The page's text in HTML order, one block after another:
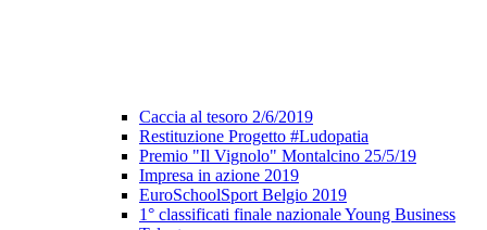
Caccia al tesoro 2/6/2019
Restituzione Progetto #Ludopatia
Premio "Il Vignolo" Montalcino 25/5/19
Impresa in azione 2019
EuroSchoolSport Belgio 2019
1° classificati finale nazionale Young Business